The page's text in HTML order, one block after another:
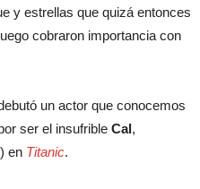
y estrellas que quizá entonces
cobraron importancia con
un actor que conocemos
ser el insufrible Cal,
) en Titanic.